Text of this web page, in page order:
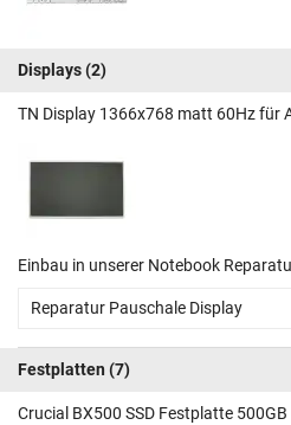
Displays(2)
TN Display 1366x768 matt 60Hz für
Einbau in unserer Notebook
Reparatur Pauschale Display
Festplatten (7)
Crucial BX500 SSD Festplatte